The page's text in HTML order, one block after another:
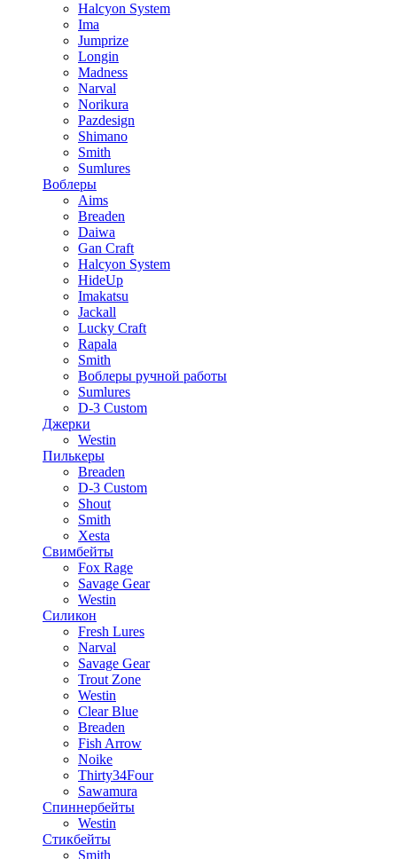
Halcyon System
Ima
Jumprize
Longin
Madness
Narval
Norikura
Pazdesign
Shimano
Smith
Sumlures
Воблеры
Aims
Breaden
Daiwa
Gan Craft
Halcyon System
HideUp
Imakatsu
Jackall
Lucky Craft
Rapala
Smith
Воблеры ручной работы
Sumlures
D-3 Custom
Джерки
Westin
Пилькеры
Breaden
D-3 Custom
Shout
Smith
Xesta
Свимбейты
Fox Rage
Savage Gear
Westin
Силикон
Fresh Lures
Narval
Savage Gear
Trout Zone
Westin
Clear Blue
Breaden
Fish Arrow
Noike
Thirty34Four
Sawamura
Спиннербейты
Westin
Стикбейты
Smith